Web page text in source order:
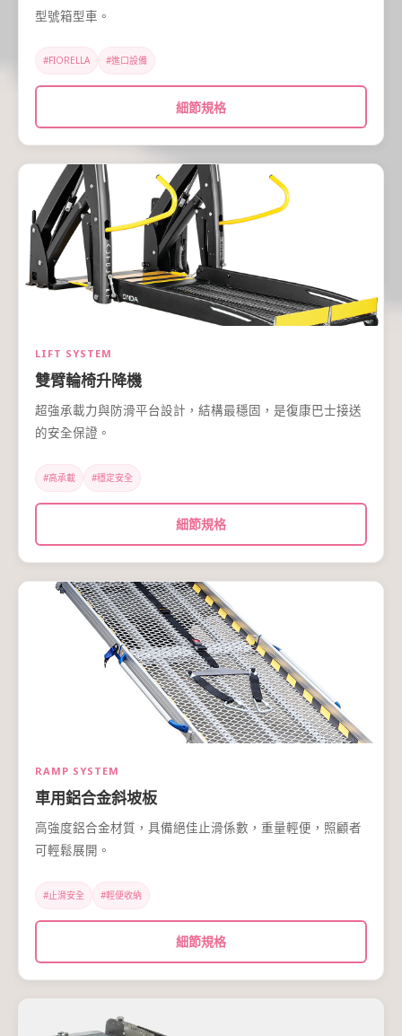
型號箱型車。
#FIORELLA #進口設備
細節規格
LIFT SYSTEM
雙臂輪椅升降機
超強承載力與防滑平台設計，結構最穩固，是復康巴士接送
的安全保證。
#高承載 #穩定安全
細節規格
RAMP SYSTEM
車用鋁合金斜坡板
高強度鋁合金材質，具備絕佳止滑係數，重量輕便，照顧者
可輕鬆展開。
#止滑安全 #輕便收納
細節規格